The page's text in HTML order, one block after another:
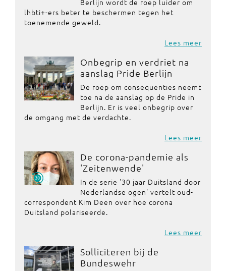
Berlijn wordt de roep luider om
lhbti+-ers beter te beschermen tegen het
toenemende geweld.
Lees meer
Onbegrip en verdriet na
aanslag Pride Berlijn
De roep om consequenties neemt
toe na de aanslag op de Pride in
Berlijn. Er is veel onbegrip over
de omgang met de verdachte.
Lees meer
De corona-pandemie als
'Zeitenwende'
In de serie '30 jaar Duitsland door
Nederlandse ogen' vertelt oud-
correspondent Kim Deen over hoe corona
Duitsland polariseerde.
Lees meer
Solliciteren bij de
Bundeswehr